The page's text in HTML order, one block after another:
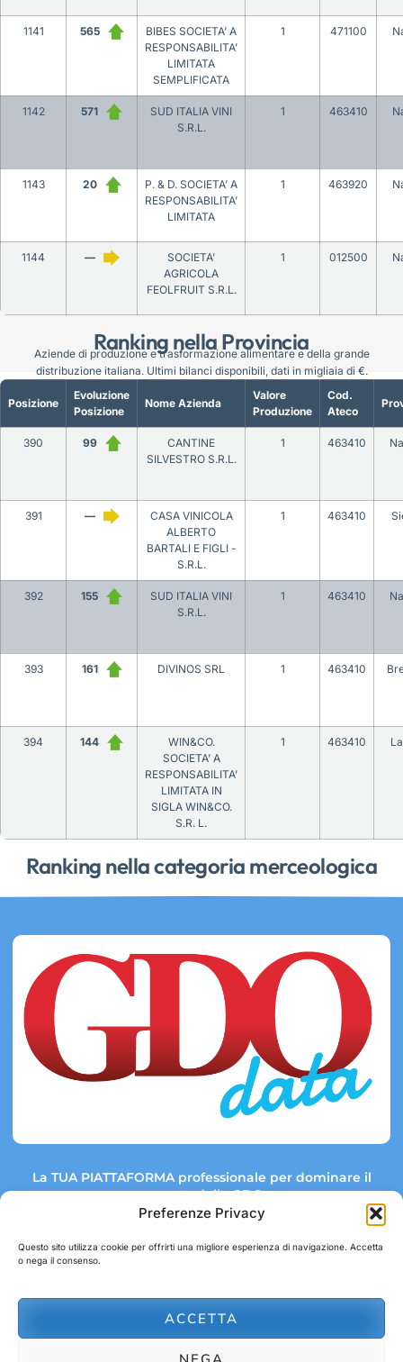
Preferenze Privacy
Questo sito utilizza cookie per offrirti una migliore esperienza di navigazione. Accetta
o nega il consenso.
ACCETTA
NEGA
Ranking nella Provincia
1141 565
BIBES SOCIETA’ A
RESPONSABILITA’
LIMITATA
SEMPLIFICATA
1 471100
1142 571
SUD ITALIA VINI
S.R.L.
1 463410
1143 20
P. & D. SOCIETA’ A
RESPONSABILITA’
LIMITATA
1 463920
1144 —
SOCIETA’
AGRICOLA
FEOLFRUIT S.R.L.
1 012500
Ranking nella categoria merceologica
Posizione
Evoluzione
Posizione
Nome Azienda
Valore
Produzione
Cod.
Ateco
390 99
CANTINE
SILVESTRO S.R.L.
1 463410
391 —
CASA VINICOLA
ALBERTO
BARTALI E FIGLI -
S.R.L.
1 463410
392 155
SUD ITALIA VINI
S.R.L.
1 463410
393 161 DIVINOS SRL 1 463410
394 144
WIN&CO.
SOCIETA’ A
RESPONSABILITA’
LIMITATA IN
SIGLA WIN&CO.
S.R. L.
1 463410
Aziende di produzione e trasformazione alimentare e della grande
distribuzione italiana. Ultimi bilanci disponibili, dati in migliaia di €.
La TUA PIATTAFORMA professionale per dominare il
mercato della GDO.
Link rapidi:
abbonamenti@gdodata.it